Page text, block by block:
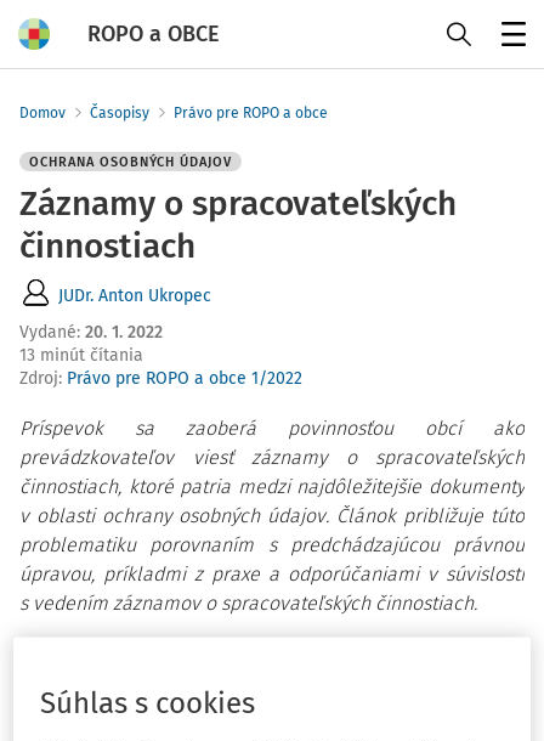
ROPO a OBCE
Domov Časopisy Právo pre ROPO a obce
OCHRANA OSOBNÝCH ÚDAJOV
Záznamy o spracovateľských
činnostiach
JUDr. Anton Ukropec
Vydané: 20. 1. 2022
13 minút čítania
Zdroj: Právo pre ROPO a obce 1/2022
Príspevok sa zaoberá povinnosťou obcí ako
prevádzkovateľov viesť záznamy o spracovateľských
činnostiach, ktoré patria medzi najdôležitejšie dokumenty
v oblasti ochrany osobných údajov. Článok približuje túto
problematiku porovnaním s predchádzajúcou právnou
úpravou, príkladmi z praxe a odporúčaniami v súvislosti
s vedením záznamov o spracovateľských činnostiach.
predstavuje pre obce novú povinnosť. V predchádzajúcej
Súhlas s cookies